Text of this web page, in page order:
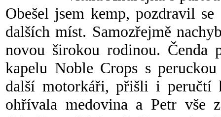
Obešel jsem kemp, pozdravil
dalších míst. Samozřejmě
novou širokou rodinou.
kapelu Noble Crops s
další motorkáři, přišli i peručtí
ohřívala medovina a Petr vše